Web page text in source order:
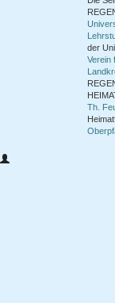
der
Verein
Th.